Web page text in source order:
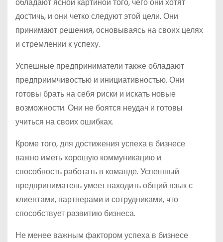
достичь, и они четко следуют этой цели. Они
принимают решения, основываясь на своих целях
и стремлении к успеху.
Успешные предприниматели также обладают
предприимчивостью и инициативностью. Они
готовы брать на себя риски и искать новые
возможности. Они не боятся неудач и готовы
учиться на своих ошибках.
Кроме того, для достижения успеха в бизнесе
важно иметь хорошую коммуникацию и
способность работать в команде. Успешный
предприниматель умеет находить общий язык с
клиентами, партнерами и сотрудниками, что
способствует развитию бизнеса.
Не менее важным фактором успеха в бизнесе